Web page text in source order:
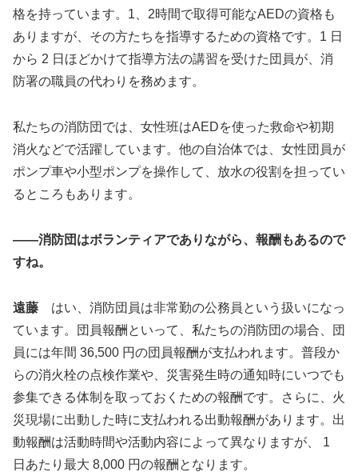
格を持っています。1、2時間で取得可能なAEDの資格も
ありますが、その方たちを指導するための資格です。1 日
から 2 日ほどかけて指導方法の講習を受けた団員が、消
防署の職員の代わりを務めます。
私たちの消防団では、女性班はAEDを使った救命や初期
消火などで活躍しています。他の自治体では、女性団員が
ポンプ車や小型ポンプを操作して、放水の役割を担ってい
るところもあります。
――消防団はボランティアでありながら、報酬もあるので
すね。
遠藤 はい、消防団員は非常勤の公務員という扱いになっ
ています。団員報酬といって、私たちの消防団の場合、団
員には年間 36,500 円の団員報酬が支払われます。普段か
らの消火栓の点検作業や、災害発生時の通知時にいつでも
参集できる体制を取っておくための報酬です。さらに、火
災現場に出動した時に支払われる出動報酬があります。出
動報酬は活動時間や活動内容によって異なりますが、 1
日あたり最大 8,000 円の報酬となります。